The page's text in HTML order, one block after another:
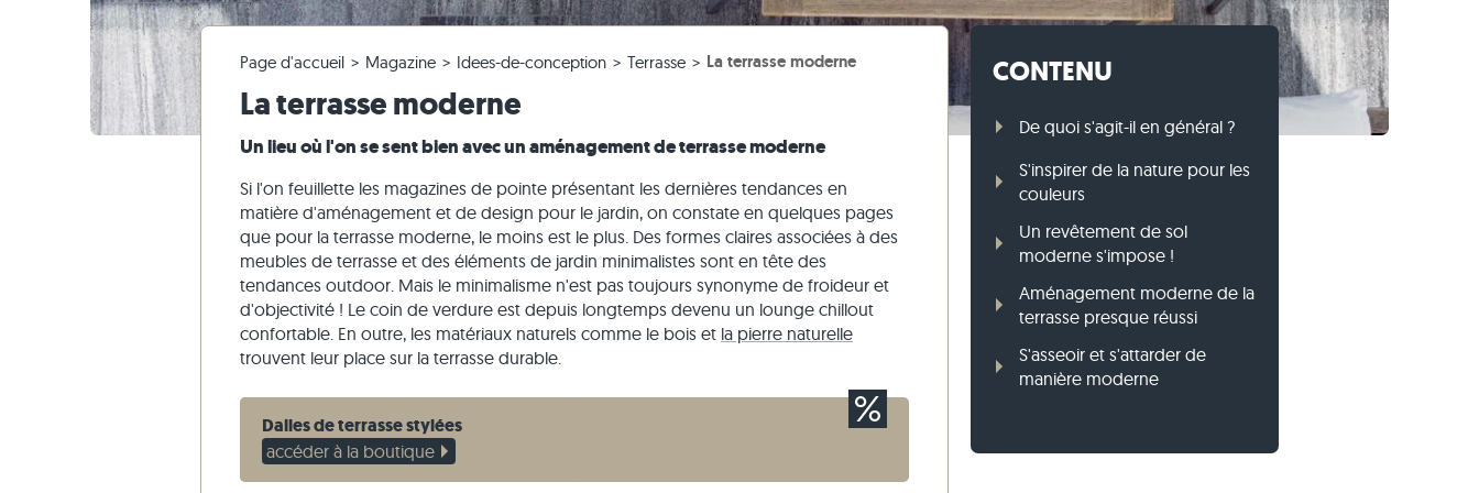
Carrelage en granite
Carrelage en quartzite
Carrelage en marbre
Carrelage antique
Carrelage salle de bain
Carrelage blanc
Carrelage beige
Dalles en ardoise
Dalles en pierre calcaire
Dalles en marbre
Dalles en quartzite
Dalles polygonales
Margelles de piscine
Dalles de 3 cm d'épaisseur
Dalles beiges
Dalles grises
Pavés en travertin
Pavés en pierre calcaire
Blocs marches en travertin
Blocs marches en gneiss
Blocs marches en pierre calcaire
Murets en grès
Murets en travertin
Bordures en pierre calcaire
Bordures en gneiss
Faire une réclamation & repasser commande
Modifier la commande & annuler
Envoi d'échantillon
Livraison & Transport
Entreprise Nettoyage des dalles de terrasse
Salles de séjour
Tour panoramique
Aménagement du jardin
Styles d'habitat
Pierre calcaire
Marbre
Quartzite
Vidéos
Page d'accueil Magazine Idees-de-conception Terrasse La terrasse moderne
La terrasse moderne
Un lieu où l'on se sent bien avec un aménagement de terrasse moderne
Si l'on feuillette les magazines de pointe présentant les dernières tendances en
matière d'aménagement et de design pour le jardin, on constate en quelques pages
que pour la terrasse moderne, le moins est le plus. Des formes claires associées à des
meubles de terrasse et des éléments de jardin minimalistes sont en tête des
tendances outdoor. Mais le minimalisme n'est pas toujours synonyme de froideur et
d'objectivité ! Le coin de verdure est depuis longtemps devenu un lounge chillout
confortable. En outre, les matériaux naturels comme le bois et la pierre naturelle
trouvent leur place sur la terrasse durable.
Dalles de terrasse stylées
accéder à la boutique
CONTENU
De quoi s'agit-il en général ?
S'inspirer de la nature pour les
couleurs
Un revêtement de sol
moderne s'impose !
Aménagement moderne de la
terrasse presque réussi
S'asseoir et s'attarder de
manière moderne